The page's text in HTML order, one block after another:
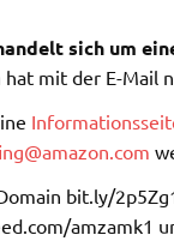
sich um
mit der E-Mail
bit.ly/
amzamk1